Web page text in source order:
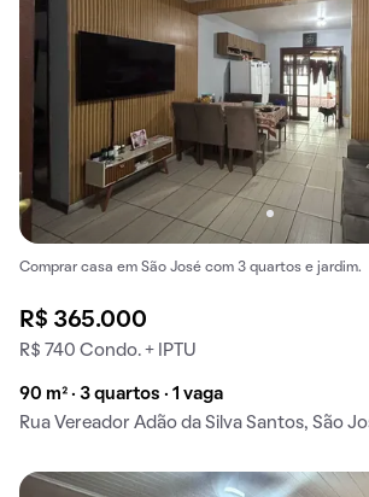
Comprar casa em São José com 3 quartos e jardim.
R$ 365.000
R$ 740 Condo. + IPTU
90 m² · 3 quartos · 1 vaga
Rua Vereador Adão da Silva Santos, São